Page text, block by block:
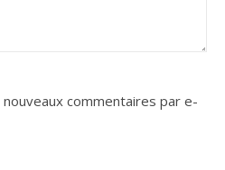
commentaires par e-